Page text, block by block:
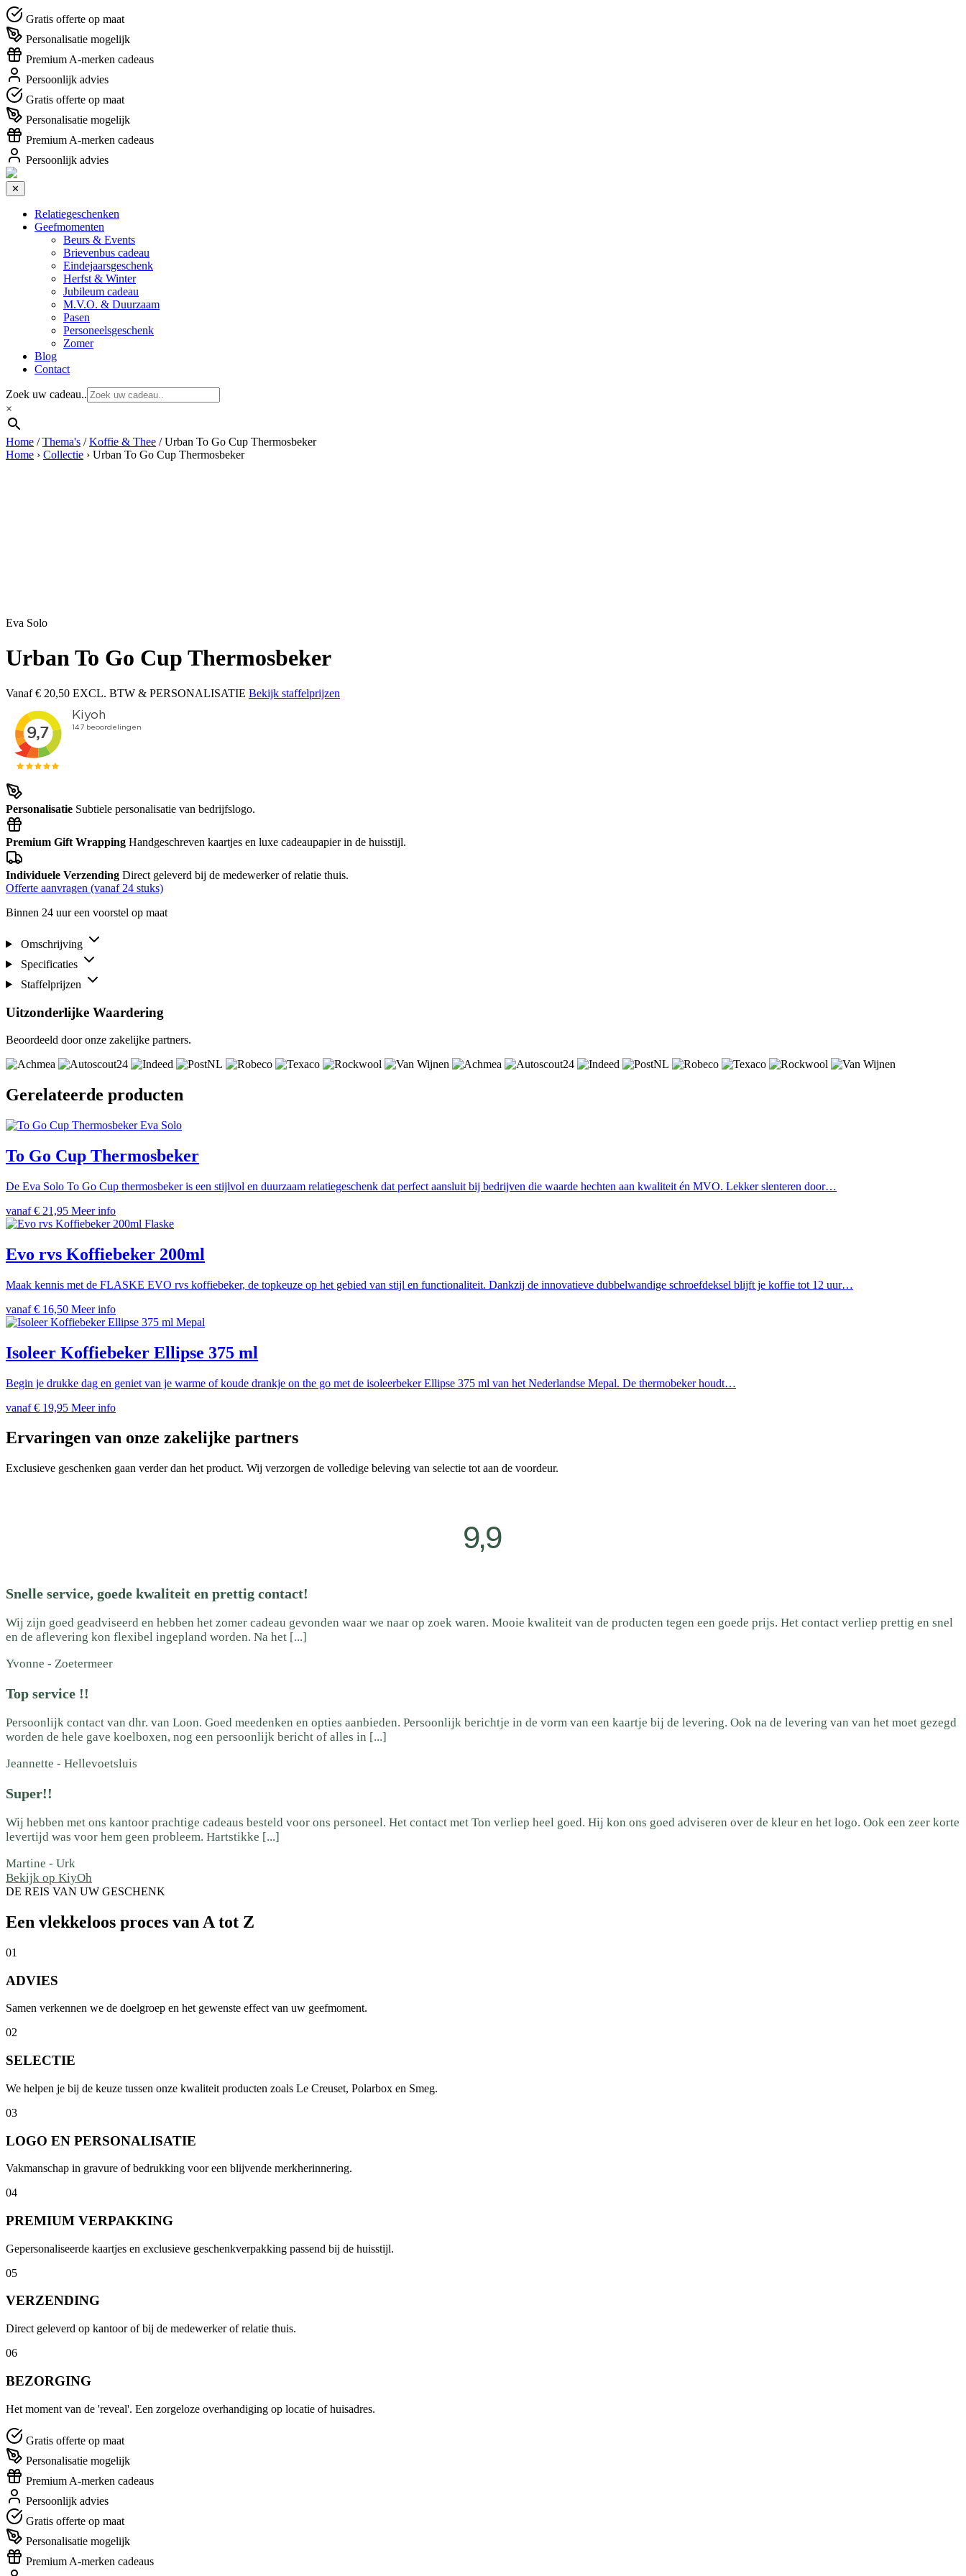
Gratis offerte op maat
Personalisatie mogelijk
Premium A-merken cadeaus
Persoonlijk advies
Gratis offerte op maat
Personalisatie mogelijk
Premium A-merken cadeaus
Persoonlijk advies
✕
Relatiegeschenken
Geefmomenten
Beurs & Events
Brievenbus cadeau
Eindejaarsgeschenk
Herfst & Winter
Jubileum cadeau
M.V.O. & Duurzaam
Pasen
Personeelsgeschenk
Zomer
Blog
Contact
Zoek uw cadeau..
×
Home /Thema's /Koffie & Thee / Urban To Go Cup Thermosbeker
Home › Collectie › Urban To Go Cup Thermosbeker
Eva Solo
Urban To Go Cup Thermosbeker
Vanaf € 20,50 EXCL. BTW & PERSONALISATIE Bekijk staffelprijzen
Personalisatie Subtiele personalisatie van bedrijfslogo.
Premium Gift Wrapping Handgeschreven kaartjes en luxe cadeaupapier in de huisstijl.
Individuele Verzending Direct geleverd bij de medewerker of relatie thuis.
Offerte aanvragen (vanaf 24 stuks)
Binnen 24 uur een voorstel op maat
Omschrijving
Specificaties
Staffelprijzen
Uitzonderlijke Waardering
Beoordeeld door onze zakelijke partners.
Gerelateerde producten
Eva Solo
To Go Cup Thermosbeker
De Eva Solo To Go Cup thermosbeker is een stijlvol en duurzaam relatiegeschenk dat perfect aansluit bij bedrijven die waarde hechten aan kwaliteit én MVO. Lekker slenteren door…
vanaf€ 21,95 Meer info
Flaske
Evo rvs Koffiebeker 200ml
Maak kennis met de FLASKE EVO rvs koffiebeker, de topkeuze op het gebied van stijl en functionaliteit. Dankzij de innovatieve dubbelwandige schroefdeksel blijft je koffie tot 12 uur…
vanaf€ 16,50 Meer info
Mepal
Isoleer Koffiebeker Ellipse 375 ml
Begin je drukke dag en geniet van je warme of koude drankje on the go met de isoleerbeker Ellipse 375 ml van het Nederlandse Mepal. De thermobeker houdt…
vanaf€ 19,95 Meer info
Ervaringen van onze zakelijke partners
Exclusieve geschenken gaan verder dan het product. Wij verzorgen de volledige beleving van selectie tot aan de voordeur.
9,9
Snelle service, goede kwaliteit en prettig contact!
Wij zijn goed geadviseerd en hebben het zomer cadeau gevonden waar we naar op zoek waren. Mooie kwaliteit van de producten tegen een goede prijs. Het contact verliep prettig en snel
en de aflevering kon flexibel ingepland worden. Na het [...]
Yvonne - Zoetermeer
Top service !!
Persoonlijk contact van dhr. van Loon. Goed meedenken en opties aanbieden. Persoonlijk berichtje in de vorm van een kaartje bij de levering. Ook na de levering van van het moet gezegd
worden de hele gave koelboxen, nog een persoonlijk bericht of alles in [...]
Jeannette - Hellevoetsluis
Super!!
Wij hebben met ons kantoor prachtige cadeaus besteld voor ons personeel. Het contact met Ton verliep heel goed. Hij kon ons goed adviseren over de kleur en het logo. Ook een zeer korte
levertijd was voor hem geen probleem. Hartstikke [...]
Martine - Urk
Bekijk op KiyOh
DE REIS VAN UW GESCHENK
Een vlekkeloos proces van A tot Z
01
ADVIES
Samen verkennen we de doelgroep en het gewenste effect van uw geefmoment.
02
SELECTIE
We helpen je bij de keuze tussen onze kwaliteit producten zoals Le Creuset, Polarbox en Smeg.
03
LOGO EN PERSONALISATIE
Vakmanschap in gravure of bedrukking voor een blijvende merkherinnering.
04
PREMIUM VERPAKKING
Gepersonaliseerde kaartjes en exclusieve geschenkverpakking passend bij de huisstijl.
05
VERZENDING
Direct geleverd op kantoor of bij de medewerker of relatie thuis.
06
BEZORGING
Het moment van de 'reveal'. Een zorgeloze overhandiging op locatie of huisadres.
Gratis offerte op maat
Personalisatie mogelijk
Premium A-merken cadeaus
Persoonlijk advies
Gratis offerte op maat
Personalisatie mogelijk
Premium A-merken cadeaus